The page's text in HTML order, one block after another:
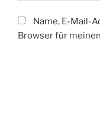
Name, E-Mail-
Browser für